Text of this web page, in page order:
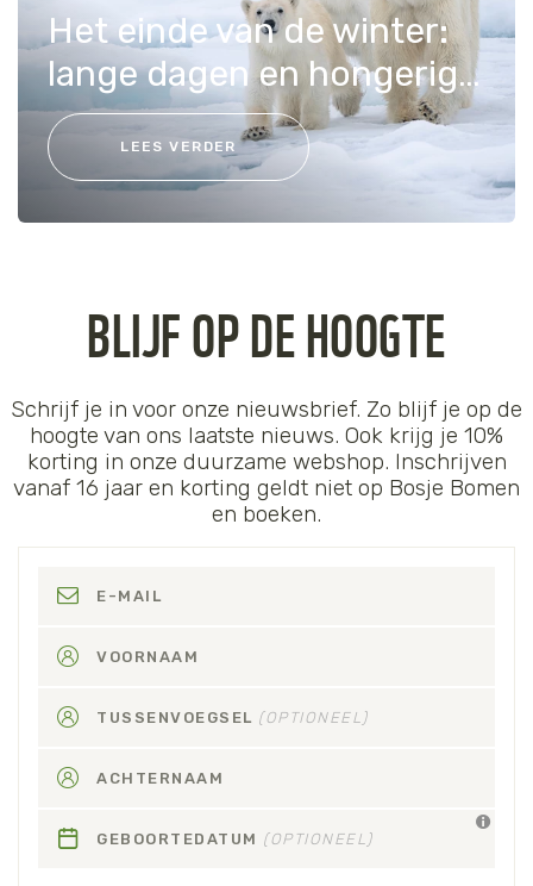
Het einde van de winter:
lange dagen en hongerige ijsberen
LEES VERDER
BLIJF OP DE HOOGTE
Schrijf je in voor onze nieuwsbrief. Zo blijf je op de
hoogte van ons laatste nieuws. Ook krijg je 10%
korting in onze duurzame webshop. Inschrijven
vanaf 16 jaar en korting geldt niet op Bosje Bomen
en boeken.
E-MAIL
VOORNAAM
TUSSENVOEGSEL (OPTIONEEL)
ACHTERNAAM
GEBOORTEDATUM (OPTIONEEL)